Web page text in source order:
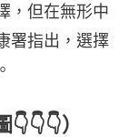
，但在無形中
署指出，選擇
）